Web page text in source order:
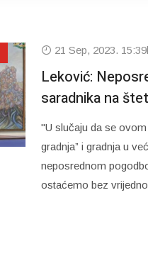
21 Sep, 2023.
Leković:
saradnika na
"U slučaju da se ovom
gradnja” i gradnja u
neposrednom
ostaćemo bez